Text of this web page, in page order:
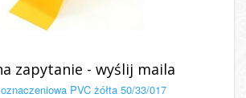
zapytanie - wyślij maila
PVC żółta 50/33/017